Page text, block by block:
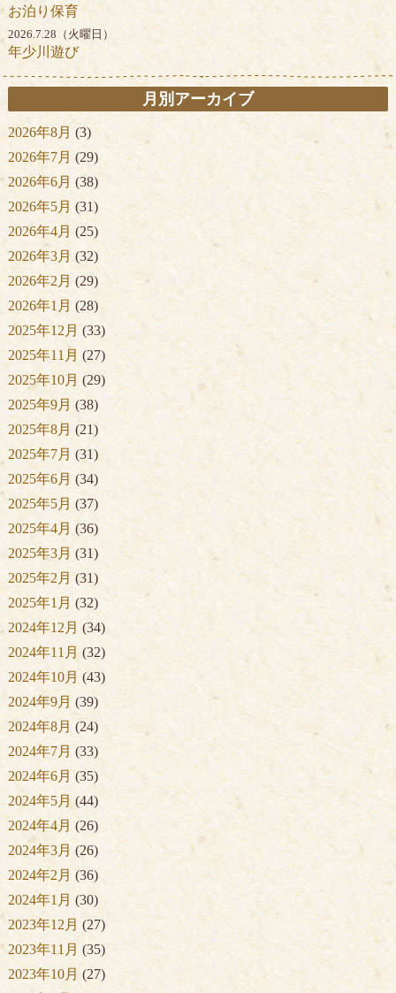
お泊り保育
2026.7.28（火曜日）
年少川遊び
月別アーカイブ
2026年8月 (3)
2026年7月 (29)
2026年6月 (38)
2026年5月 (31)
2026年4月 (25)
2026年3月 (32)
2026年2月 (29)
2026年1月 (28)
2025年12月 (33)
2025年11月 (27)
2025年10月 (29)
2025年9月 (38)
2025年8月 (21)
2025年7月 (31)
2025年6月 (34)
2025年5月 (37)
2025年4月 (36)
2025年3月 (31)
2025年2月 (31)
2025年1月 (32)
2024年12月 (34)
2024年11月 (32)
2024年10月 (43)
2024年9月 (39)
2024年8月 (24)
2024年7月 (33)
2024年6月 (35)
2024年5月 (44)
2024年4月 (26)
2024年3月 (26)
2024年2月 (36)
2024年1月 (30)
2023年12月 (27)
2023年11月 (35)
2023年10月 (27)